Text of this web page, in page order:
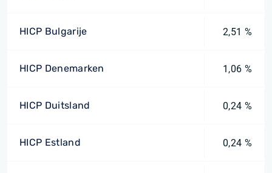
HICP Bulgarije 2,51 %
HICP Denemarken 1,06 %
HICP Duitsland 0,24 %
HICP Estland 0,24 %